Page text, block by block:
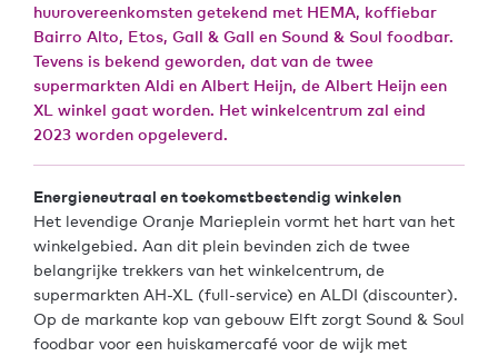
huurovereenkomsten getekend met HEMA, koffiebar
Bairro Alto, Etos, Gall & Gall en Sound & Soul foodbar.
Tevens is bekend geworden, dat van de twee
supermarkten Aldi en Albert Heijn, de Albert Heijn een
XL winkel gaat worden. Het winkelcentrum zal eind
2023 worden opgeleverd.
Energieneutraal en toekomstbestendig winkelen
Het levendige Oranje Marieplein vormt het hart van het
winkelgebied. Aan dit plein bevinden zich de twee
belangrijke trekkers van het winkelcentrum, de
supermarkten AH-XL (full-service) en ALDI (discounter).
Op de markante kop van gebouw Elft zorgt Sound & Soul
foodbar voor een huiskamercafé voor de wijk met